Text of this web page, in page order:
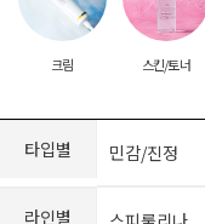
크림 스킨/토너
타입별 민감/진정
라인별